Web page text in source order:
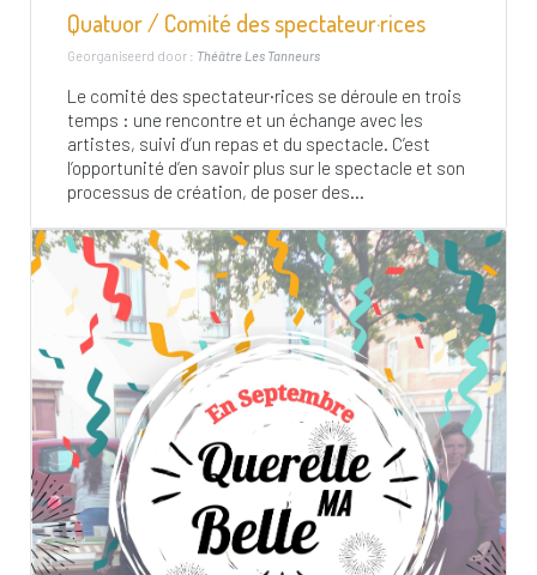
Quatuor / Comité des spectateur·rices
Georganiseerd door : Théâtre Les Tanneurs
Le comité des spectateur·rices se déroule en trois
temps : une rencontre et un échange avec les
artistes, suivi d’un repas et du spectacle. C’est
l’opportunité d’en savoir plus sur le spectacle et son
processus de création, de poser des...